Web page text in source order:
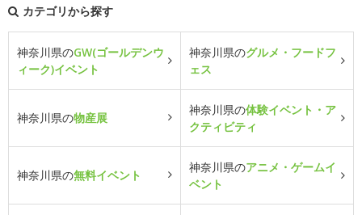
カテゴリから探す
神奈川県のGW(ゴールデンウ
ィーク)イベント
神奈川県のグルメ・フードフ
ェス
神奈川県の物産展
神奈川県の体験イベント・ア
クティビティ
神奈川県の無料イベント
神奈川県のアニメ・ゲームイ
ベント